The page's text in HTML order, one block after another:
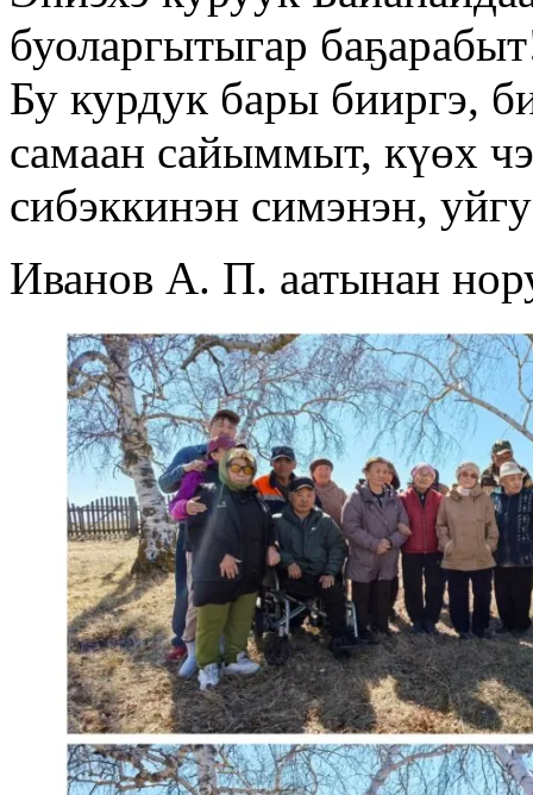
буоларгытыгар
Бу курдук бары бииргэ,
самаан сайыммыт, күөх
сибэккинэн симэнэн,
Иванов А. П. аатынан